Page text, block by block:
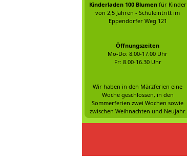
Kinderladen 100 Blumenfür Kinder
von 2,5 Jahren - Schuleintritt im
Eppendorfer Weg 121
Öffnungszeiten
Mo-Do: 8.00-17.00 Uhr
Fr: 8.00-16.30 Uhr
Wir haben in den Märzferien eine
Woche geschlossen, in den
Sommerferien zwei Wochen sowie
zwischen Weihnachten und Neujahr.